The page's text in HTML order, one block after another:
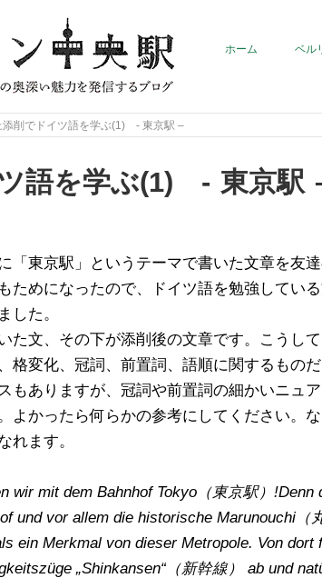
ホーム ベル
添削でドイツ語を学ぶ(1) - 東京駅 –
語を学ぶ(1) - 東京駅
「東京駅」というテーマで書いた文章を友
ためになったので、ドイツ語を勉強してい
した。
た文、その下が添削後の文章です。こうし
格変化、冠詞、前置詞、語順に関するものだ
もありますが、冠詞や前置詞の細かいニュ
よかったら何らかの参考にしてください。
れます。
wir mit dem Bahnhof Tokyo（東京駅）!Denn
und vor allem die historische Marunouchi（
ein Merkmal von dieser Metropole. Von dort
„Shinkansen“（新幹線） ab und